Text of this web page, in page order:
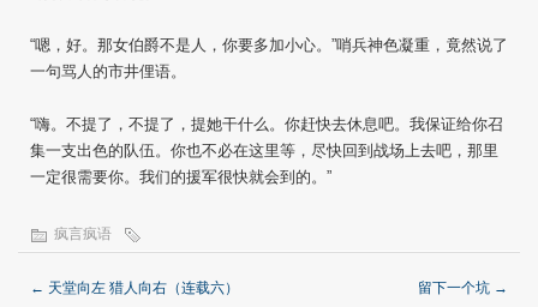
“嗯，好。那女伯爵不是人，你要多加小心。”哨兵神色凝重，竟然说了
一句骂人的市井俚语。
“嗨。不提了，不提了，提她干什么。你赶快去休息吧。我保证给你召
集一支出色的队伍。你也不必在这里等，尽快回到战场上去吧，那里
一定很需要你。我们的援军很快就会到的。”
疯言疯语
← 天堂向左 猎人向右（连载六） 留下一个坑 →